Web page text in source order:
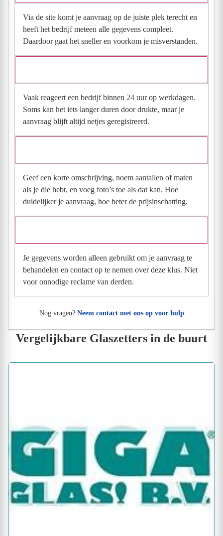
Via de site komt je aanvraag op de juiste plek terecht en
heeft het bedrijf meteen alle gegevens compleet.
Daardoor gaat het sneller en voorkom je misverstanden.
Vaak reageert een bedrijf binnen 24 uur op werkdagen.
Soms kan het iets langer duren door drukte, maar je
aanvraag blijft altijd netjes geregistreerd.
Geef een korte omschrijving, noem aantallen of maten
als je die hebt, en voeg foto’s toe als dat kan. Hoe
duidelijker je aanvraag, hoe beter de prijsinschatting.
Je gegevens worden alleen gebruikt om je aanvraag te
behandelen en contact op te nemen over deze klus. Niet
voor onnodige reclame van derden.
Nog vragen? Neem contact met ons op voor hulp
Vergelijkbare Glaszetters in de buurt